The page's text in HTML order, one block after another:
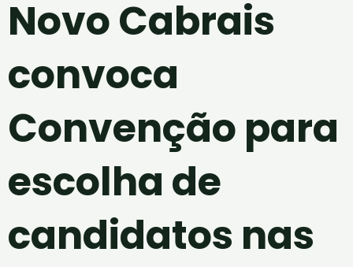
Novo Cabrais
convoca
Convenção para
escolha de
candidatos nas